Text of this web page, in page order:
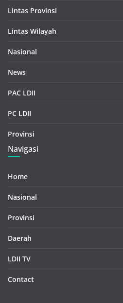
Lintas Provinsi
Lintas Wilayah
Nasional
News
PAC LDII
PC LDII
Provinsi
Navigasi
Home
Nasional
Provinsi
Daerah
LDII TV
Contact